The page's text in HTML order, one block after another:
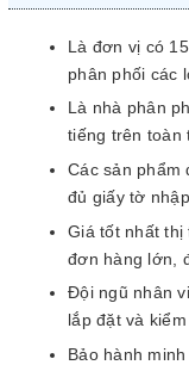
Là đơn vị có
phân phối các
Là nhà phân
tiếng trên toàn
Các sản phẩm
đủ giấy tờ
Giá tốt nhất thị
đơn hàng lớn,
Đội ngũ nhân
lắp đặt và
Bảo hành